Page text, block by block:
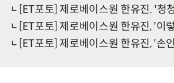
[ET포토] 제로베이스원 한유진. '청청
[ET포토] 제로베이스원 한유진, '이
[ET포토] 제로베이스원 한유진, '손